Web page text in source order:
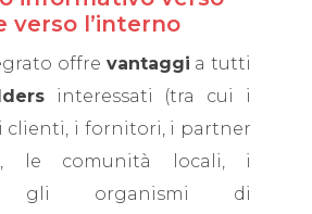
verso l’interno
offre vantaggi a tutti
interessati (tra cui i
clienti, i fornitori, i partner
le comunità locali, i
gli organismi di